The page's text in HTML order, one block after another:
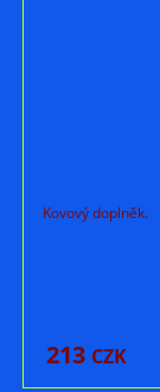
Kovový doplněk.
213 CZK